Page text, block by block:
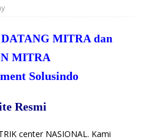
MITRA dan
MITRA
Solusindo
Resmi
center NASIONAL. Kami